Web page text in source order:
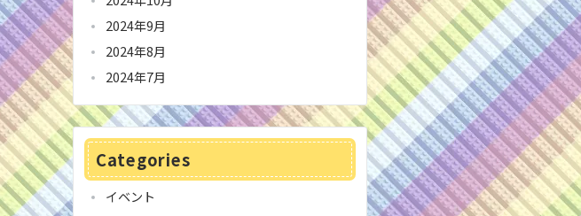
2024年9月
2024年8月
2024年7月
Categories
イベント